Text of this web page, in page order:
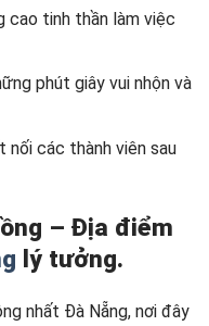
cao tinh thần làm việc
phút giây vui nhộn và
nối các thành viên sau
– Địa điểm
lý tưởng.
nhất Đà Nẵng, nơi đây